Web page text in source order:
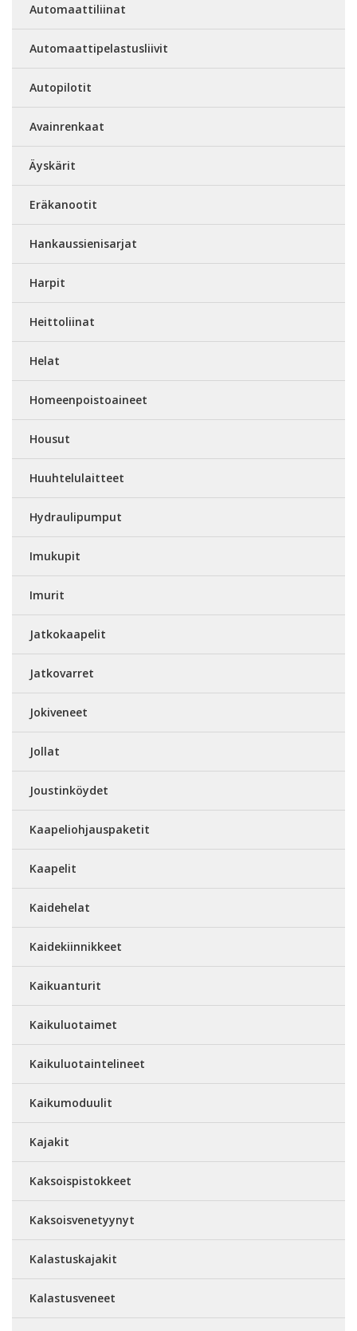
Automaattiliinat
Automaattipelastusliivit
Autopilotit
Avainrenkaat
Äyskärit
Eräkanootit
Hankaussienisarjat
Harpit
Heittoliinat
Helat
Homeenpoistoaineet
Housut
Huuhtelulaitteet
Hydraulipumput
Imukupit
Imurit
Jatkokaapelit
Jatkovarret
Jokiveneet
Jollat
Joustinköydet
Kaapeliohjauspaketit
Kaapelit
Kaidehelat
Kaidekiinnikkeet
Kaikuanturit
Kaikuluotaimet
Kaikuluotaintelineet
Kaikumoduulit
Kajakit
Kaksoispistokkeet
Kaksoisvenetyynyt
Kalastuskajakit
Kalastusveneet